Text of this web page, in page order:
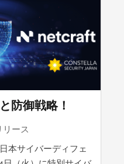
防御戦略！
ース
本サイバーディフェ